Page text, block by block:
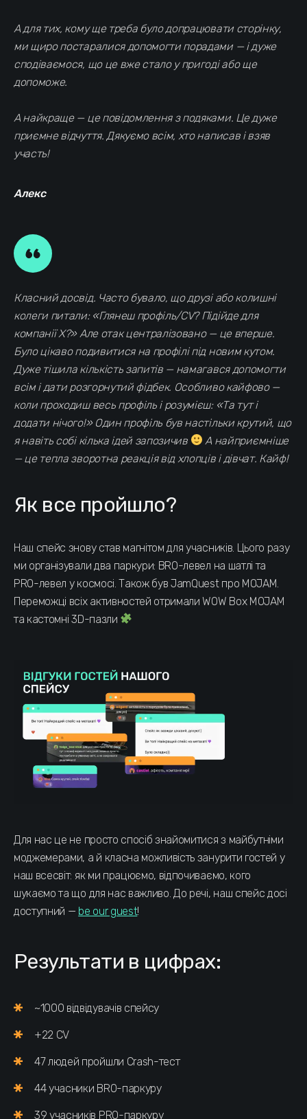
А для тих, кому ще треба було допрацювати сторінку,
ми щиро постаралися допомогти порадами — і дуже
сподіваємося, що це вже стало у пригоді або ще
допоможе.
А найкраще — це повідомлення з подяками. Це дуже
приємне відчуття. Дякуємо всім, хто написав і взяв
участь!
Алекс
Класний досвід. Часто бувало, що друзі або колишні
колеги питали: «Глянеш профіль/CV? Підійде для
компанії Х?» Але отак централізовано — це вперше.
Було цікаво подивитися на профілі під новим кутом.
Дуже тішила кількість запитів — намагався допомогти
всім і дати розгорнутий фідбек. Особливо кайфово —
коли проходиш весь профіль і розумієш: «Та тут і
додати нічого!» Один профіль був настільки крутий, що
я навіть собі кілька ідей запозичив
А найприємніше
— це тепла зворотна реакція від хлопців і дівчат. Кайф!
Як все пройшло?
Наш спейс знову став магнітом для учасників. Цього разу
ми організували два паркури: BRO-левел на шатлі та
PRO-левел у космосі. Також був JamQuest про MOJAM.
Переможці всіх активностей отримали WOW Box MOJAM
та кастомні 3D-пазли
Для нас це не просто спосіб знайомитися з майбутніми
моджемерами, а й класна можливість занурити гостей у
наш всесвіт: як ми працюємо, відпочиваємо, кого
шукаємо та що для нас важливо. До речі, наш спейс досі
доступний — be our guest!
Результати в цифрах:
~1000 відвідувачів спейсу
+22 CV
47 людей пройшли Crash-тест
44 учасники BRO-паркуру
39 учасників PRO-паркуру